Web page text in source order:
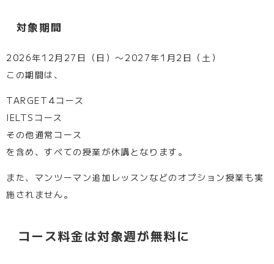
対象期間
2026年12月27日（日）〜2027年1月2日（土）
この期間は、
TARGET4コース
IELTSコース
その他通常コース
を含め、すべての授業が休講となります。
また、マンツーマン追加レッスンなどのオプション授業も実
施されません。
コース料金は対象週が無料に